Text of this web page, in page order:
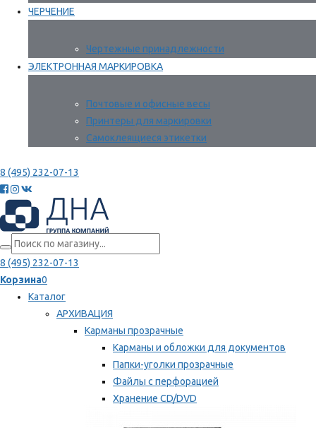
ЧЕРЧЕНИЕ
Чертежные принадлежности
ЭЛЕКТРОННАЯ МАРКИРОВКА
Почтовые и офисные весы
Принтеры для маркировки
Самоклеящиеся этикетки
8 (495) 232-07-13
8 (495) 232-07-13
Корзина0
Каталог
АРХИВАЦИЯ
Карманы прозрачные
Карманы и обложки для документов
Папки-уголки прозрачные
Файлы с перфорацией
Хранение CD/DVD